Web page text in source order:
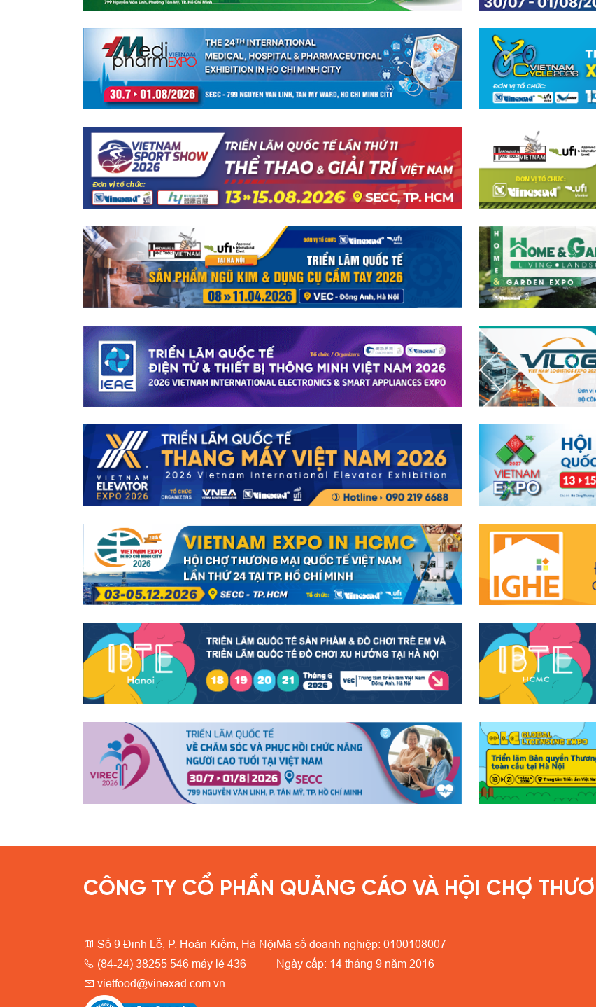
CÔNG TY CỔ PHẦN QUẢNG CÁO VÀ HỘI CHỢ
Số 9 Đinh Lễ, P. Hoàn Kiếm, Hà Nội
(84-24) 38255 546 máy lẻ 436
vietfood@vinexad.com.vn
Mã số doanh nghiệp: 0100108007
Ngày cấp: 14 tháng 9 năm 2016